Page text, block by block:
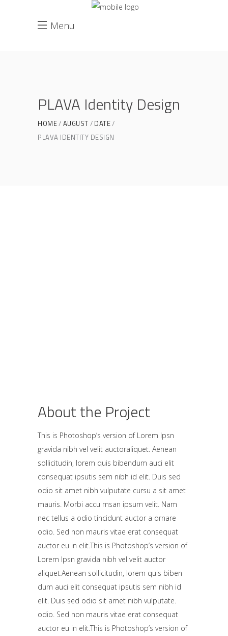
Menu
PLAVA Identity Design
HOME AUGUST
DATE
PLAVA IDENTITY DESIGN
About the Project
This is Photoshop’s version of Lorem Ipsn
gravida nibh vel velit auctoraliquet. Aenean
sollicitudin, lorem quis bibendum auci elit
consequat ipsutis sem nibh id elit. Duis sed
odio sit amet nibh vulputate cursu a sit amet
mauris. Morbi accu msan ipsum velit. Nam
nec tellus a odio tincidunt auctor a ornare
odio. Sed non mauris vitae erat consequat
auctor eu in elit.This is Photoshop’s version of
Lorem Ipsn gravida nibh vel velit auctor
aliquet.Aenean sollicitudin, lorem quis biben
dum auci elit consequat ipsutis sem nibh id
elit. Duis sed odio sit amet nibh vulputate.
odio. Sed non mauris vitae erat consequat
auctor eu in elit.This is Photoshop’s version of